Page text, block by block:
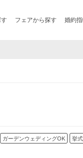
フェアから探す 婚約
ガーデンウェディングOK 挙